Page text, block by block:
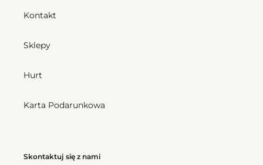
Kontakt
Sklepy
Hurt
Karta Podarunkowa
Skontaktuj się z nami